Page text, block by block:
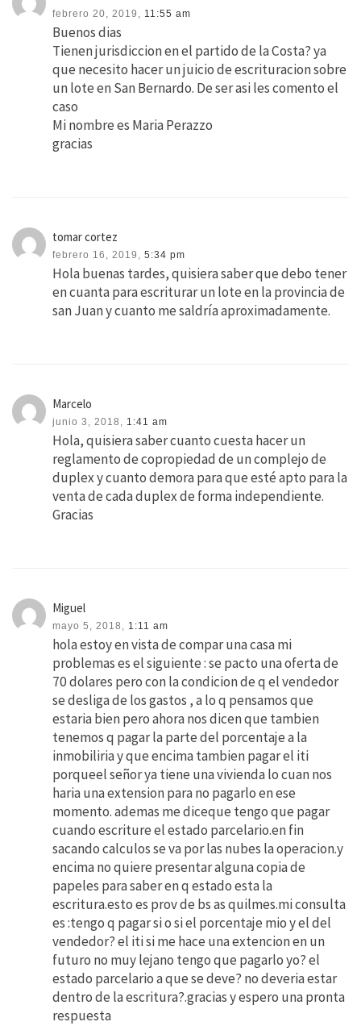
febrero 20, 2019, 11:55 am
Buenos dias
Tienen jurisdiccion en el partido de la Costa? ya
que necesito hacer un juicio de escrituracion sobre
un lote en San Bernardo. De ser asi les comento el
caso
Mi nombre es Maria Perazzo
gracias
tomar cortez
febrero 16, 2019, 5:34 pm
Hola buenas tardes, quisiera saber que debo tener
en cuanta para escriturar un lote en la provincia de
san Juan y cuanto me saldría aproximadamente.
Marcelo
junio 3, 2018, 1:41 am
Hola, quisiera saber cuanto cuesta hacer un
reglamento de copropiedad de un complejo de
duplex y cuanto demora para que esté apto para la
venta de cada duplex de forma independiente.
Gracias
Miguel
mayo 5, 2018, 1:11 am
hola estoy en vista de compar una casa mi
problemas es el siguiente : se pacto una oferta de
70 dolares pero con la condicion de q el vendedor
se desliga de los gastos , a lo q pensamos que
estaria bien pero ahora nos dicen que tambien
tenemos q pagar la parte del porcentaje a la
inmobiliria y que encima tambien pagar el iti
porqueel señor ya tiene una vivienda lo cuan nos
haria una extension para no pagarlo en ese
momento. ademas me diceque tengo que pagar
cuando escriture el estado parcelario.en fin
sacando calculos se va por las nubes la operacion.y
encima no quiere presentar alguna copia de
papeles para saber en q estado esta la
escritura.esto es prov de bs as quilmes.mi consulta
es :tengo q pagar si o si el porcentaje mio y el del
vendedor? el iti si me hace una extencion en un
futuro no muy lejano tengo que pagarlo yo? el
estado parcelario a que se deve? no deveria estar
dentro de la escritura?.gracias y espero una pronta
respuesta